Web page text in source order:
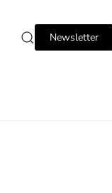
Newsletter